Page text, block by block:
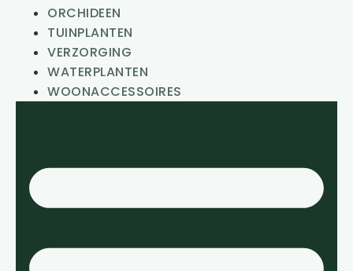
ORCHIDEEN
TUINPLANTEN
VERZORGING
WATERPLANTEN
WOONACCESSOIRES